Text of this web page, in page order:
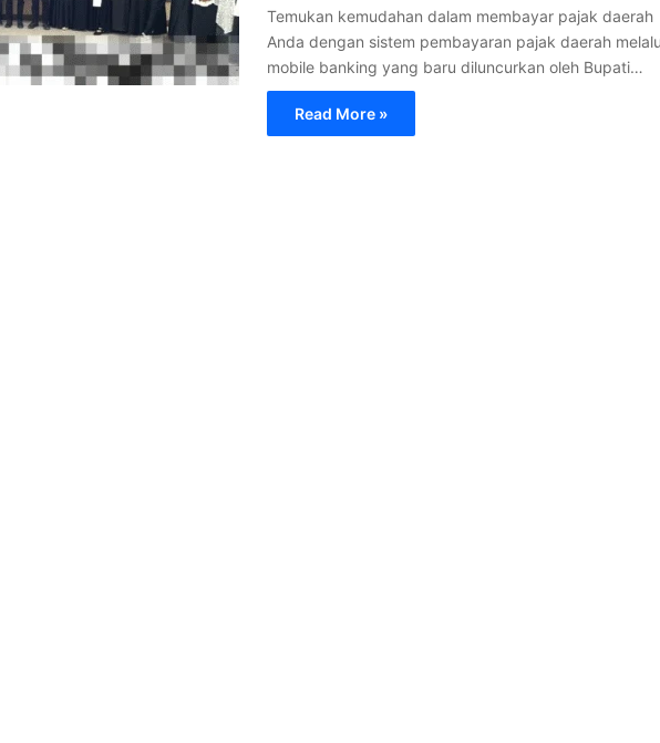
Temukan kemudahan dalam membayar pajak daerah
Anda dengan sistem pembayaran pajak daerah
mobile banking yang baru diluncurkan oleh Bupati…
Read More »